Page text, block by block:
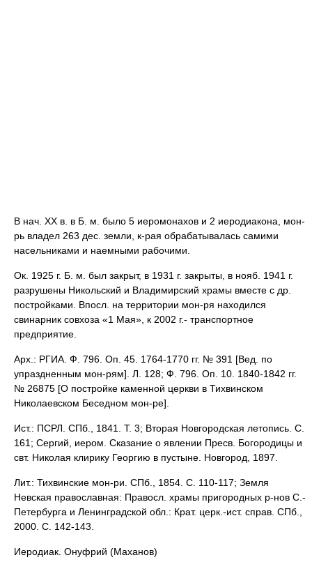
В нач. XX в. в Б. м. было 5 иеромонахов и 2 иеродиакона, мон-
рь владел 263 дес. земли, к-рая обрабатывалась самими
насельниками и наемными рабочими.
Ок. 1925 г. Б. м. был закрыт, в 1931 г. закрыты, в нояб. 1941 г.
разрушены Никольский и Владимирский храмы вместе с др.
постройками. Впосл. на территории мон-ря находился
свинарник совхоза «1 Мая», к 2002 г.- транспортное
предприятие.
Арх.: РГИА. Ф. 796. Оп. 45. 1764-1770 гг. № 391 [Вед. по
упраздненным мон-рям]. Л. 128; Ф. 796. Оп. 10. 1840-1842 гг.
№ 26875 [О постройке каменной церкви в Тихвинском
Николаевском Беседном мон-ре].
Ист.: ПСРЛ. СПб., 1841. Т. 3; Вторая Новгородская летопись. С.
161; Сергий, иером. Сказание о явлении Пресв. Богородицы и
свт. Николая клирику Георгию в пустыне. Новгород, 1897.
Лит.: Тихвинские мон-ри. СПб., 1854. С. 110-117; Земля
Невская православная: Правосл. храмы пригородных р-нов С.-
Петербурга и Ленинградской обл.: Крат. церк.-ист. справ. СПб.,
2000. С. 142-143.
Иеродиак. Онуфрий (Маханов)